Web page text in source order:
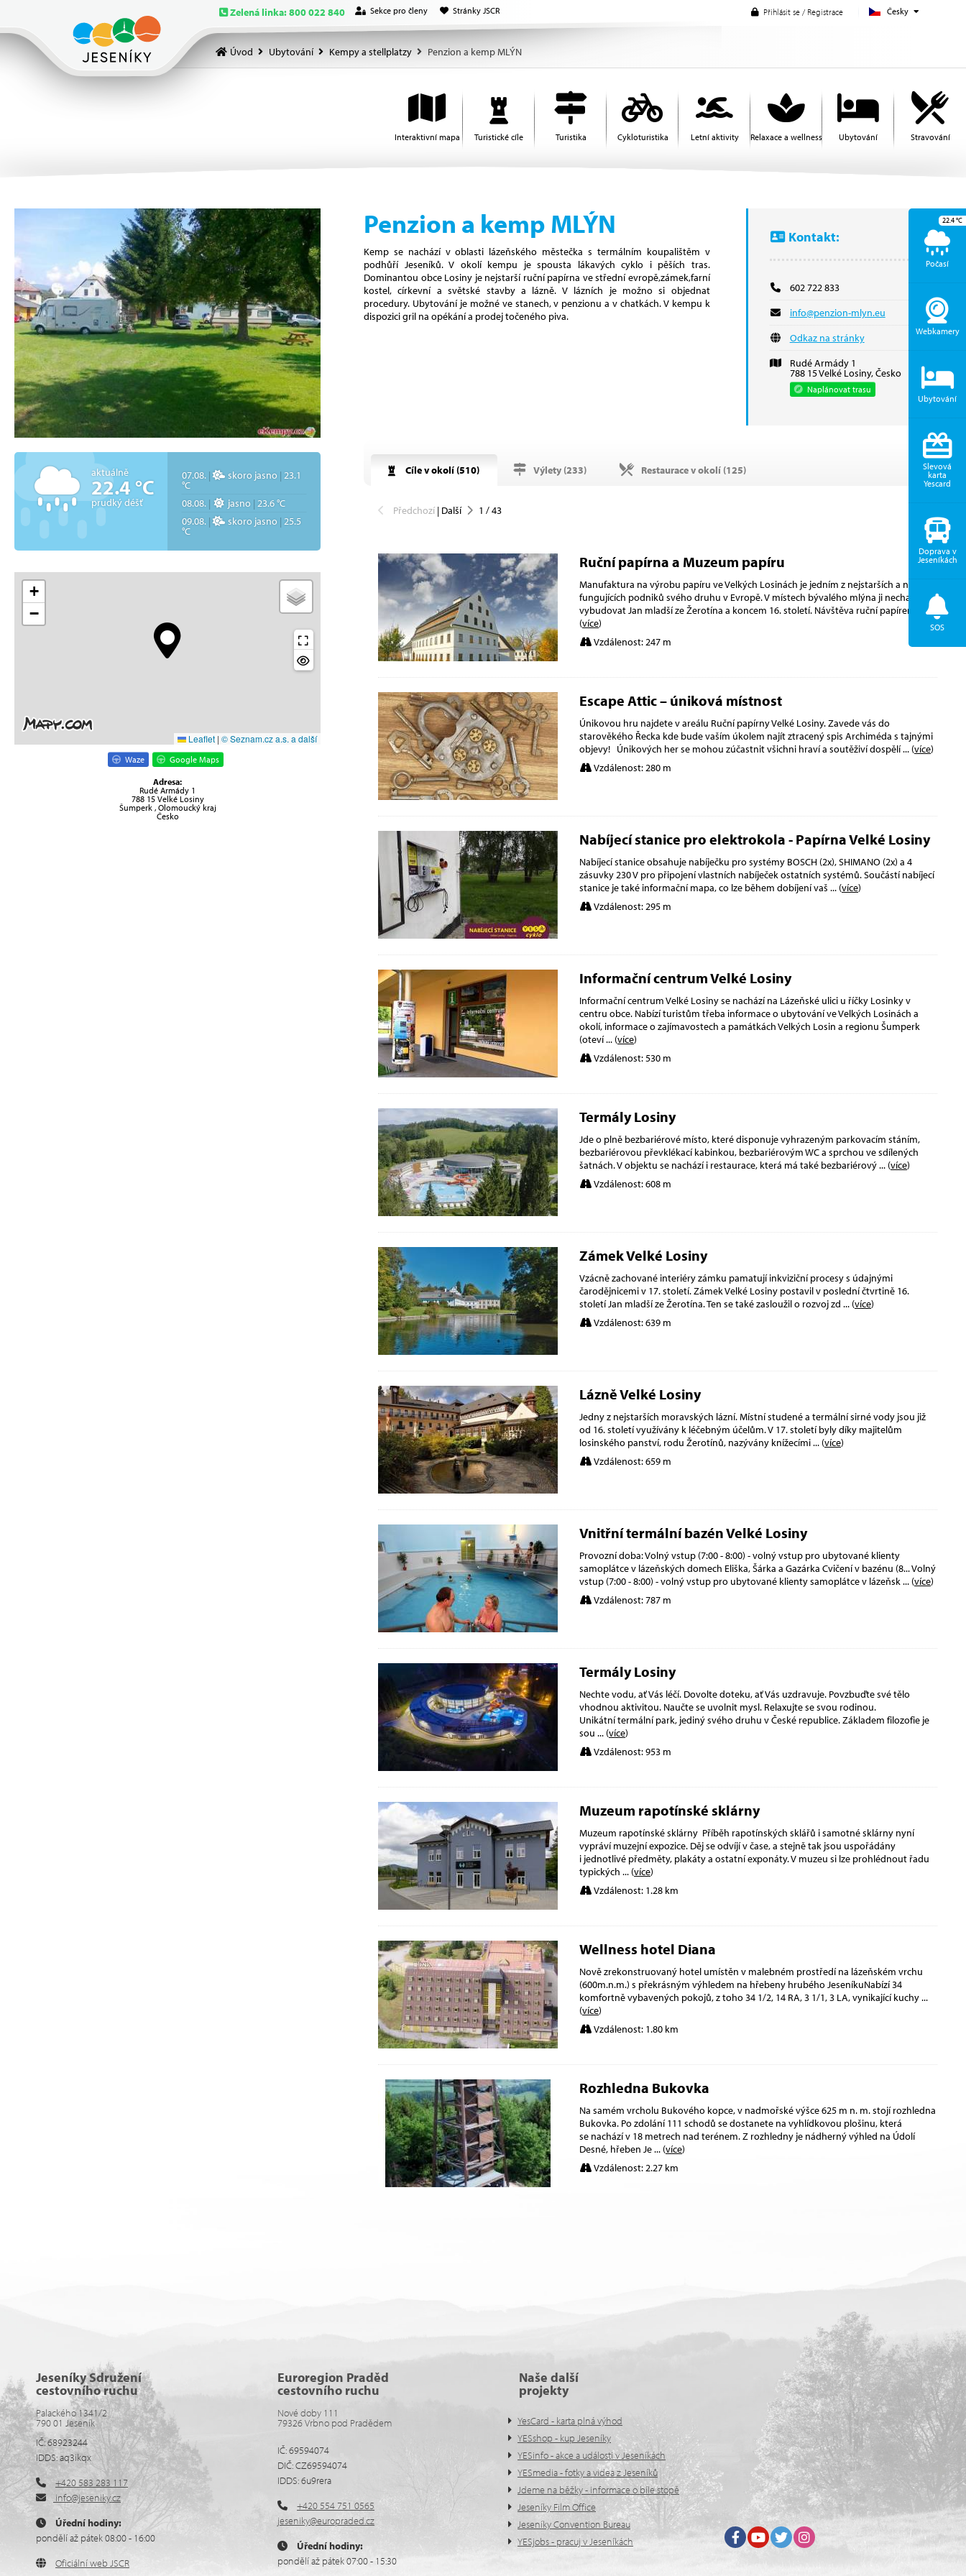
Česky
Přihlásit se / Registrace
Zelená linka: 800 022 840 Sekce pro členy Stránky JSCR
Úvod Ubytování Kempy a stellplatzy Penzion a kemp MLÝN
Interaktivní mapa Turistické cíle Turistika Cykloturistika Letní aktivity Relaxace a wellness Ubytování Stravování
aktuálně
22.4 °C
prudký déšť
07.08. | skoro jasno | 23.1
°C
08.08. | jasno | 23.6 °C
09.08. | skoro jasno | 25.5
°C
+
−
Leaflet | © Seznam.cz a.s. a další
Waze Google Maps
Adresa:
Rudé Armády 1
788 15 Velké Losiny
Šumperk , Olomoucký kraj
Česko
Kontakt:
602 722 833
info@penzion-mlyn.eu
Odkaz na stránky
Rudé Armády 1
788 15 Velké Losiny, Česko
Naplánovat trasu
Penzion a kemp MLÝN
Kemp se nachází v oblasti lázeňského městečka s termálním koupalištěm v
podhůří Jeseníků. V okolí kempu je spousta lákavých cyklo i pěších tras.
Dominantou obce Losiny je nejstarší ruční papírna ve střední evropě,zámek,farní
kostel, církevní a světské stavby a lázně. V lázních je možno si objednat
procedury. Ubytování je možné ve stanech, v penzionu a v chatkách. V kempu k
dispozici gril na opékání a prodej točeného piva.
Cíle v okolí (510) Výlety (233) Restaurace v okolí (125)
Předchozí | Další 1 /43
Ruční papírna a Muzeum papíru
Manufaktura na výrobu papíru ve Velkých Losinách je jedním z nejstarších a nejdéle
fungujících podniků svého druhu v Evropě. V místech bývalého mlýna ji nechal
vybudovat Jan mladší ze Žerotína a koncem 16. století. Návštěva ruční papíren
(více)
Vzdálenost: 247 m
Escape Attic – úniková místnost
Únikovou hru najdete v areálu Ruční papírny Velké Losiny. Zavede vás do
starověkého Řecka kde bude vaším úkolem najít ztracený spis Archiméda s tajnými
objevy! Únikových her se mohou zúčastnit všichni hraví a soutěživí dospělí... (více)
Vzdálenost: 280 m
Nabíjecí stanice pro elektrokola - Papírna Velké Losiny
Nabíjecí stanice obsahuje nabíječku pro systémy BOSCH (2x), SHIMANO (2x) a 4
zásuvky 230 V pro připojení vlastních nabíječek ostatních systémů. Součástí nabíjecí
stanice je také informační mapa, co lze během dobíjení vaš ... (více)
Vzdálenost: 295 m
Informační centrum Velké Losiny
Informační centrum Velké Losiny se nachází na Lázeňské ulici u říčky Losinky v
centru obce. Nabízí turistům třeba informace o ubytování ve Velkých Losinách a
okolí, informace o zajímavostech a památkách Velkých Losin a regionu Šumperk
(oteví... (více)
Vzdálenost: 530 m
Termály Losiny
Jde o plně bezbariérové místo, které disponuje vyhrazeným parkovacím stáním,
bezbariérovou převklékací kabinkou, bezbariérovým WC a sprchou ve sdílených
šatnách. V objektu se nachází i restaurace, která má také bezbariérový... (více)
Vzdálenost: 608 m
Zámek Velké Losiny
Vzácně zachované interiéry zámku pamatují inkviziční procesy s údajnými
čarodějnicemi v 17. století. Zámek Velké Losiny postavil v poslední čtvrtině 16.
století Jan mladší ze Žerotína. Ten se také zasloužil o rozvoj zd ... (více)
Vzdálenost: 639 m
Lázně Velké Losiny
Jedny z nejstarších moravských lázní. Místní studené a termální sirné vody jsou již
od 16. století využívány k léčebným účelům. V 17. století byly díky majitelům
losinského panství, rodu Žerotínů, nazývány knížecími... (více)
Vzdálenost: 659 m
Vnitřní termální bazén Velké Losiny
Provozní doba: Volný vstup (7:00 - 8:00) - volný vstup pro ubytované klienty
samoplátce v lázeňských domech Eliška, Šárka a Gazárka Cvičení v bazénu (8... Volný
vstup (7:00 - 8:00) - volný vstup pro ubytované klienty samoplátce v lázeňsk... (více)
Vzdálenost: 787 m
Termály Losiny
Nechte vodu, ať Vás léčí. Dovolte doteku, ať Vás uzdravuje. Povzbuďte své tělo
vhodnou aktivitou. Naučte se uvolnit mysl. Relaxujte se svou rodinou.
Unikátní termální park, jediný svého druhu v České republice. Základem filozofie je
sou ... (více)
Vzdálenost: 953 m
Muzeum rapotínské sklárny
Muzeum rapotínské sklárny Příběh rapotínských sklářů i samotné sklárny nyní
vypráví muzejní expozice. Děj se odvíjí v čase, a stejně tak jsou uspořádány
i jednotlivé předměty, plakáty a ostatní exponáty. V muzeu si lze prohlédnout řadu
typických ... (více)
Vzdálenost: 1.28 km
Wellness hotel Diana
Nově zrekonstruovaný hotel umístěn v malebném prostředí na lázeňském vrchu
(600m.n.m.) s překrásným výhledem na hřebeny hrubého JeseníkuNabízí 34
komfortně vybavených pokojů, z toho 34 1/2, 14 RA, 3 1/1, 3 LA, vynikající kuchy...
(více)
Vzdálenost: 1.80 km
Rozhledna Bukovka
Na samém vrcholu Bukového kopce, v nadmořské výšce 625 m n. m. stojí rozhledna
Bukovka. Po zdolání 111 schodů se dostanete na vyhlídkovou plošinu, která
se nachází v 18 metrech nad terénem. Z rozhledny je nádherný výhled na Údolí
Desné, hřeben Je... (více)
Vzdálenost: 2.27 km
Jeseníky Sdružení
cestovního ruchu
Palackého 1341/2
790 01 Jeseník
IČ: 68923244
IDDS: aq3ikqx
+420 583 283 117
info@jeseniky.cz
Úřední hodiny:
pondělí až pátek 08:00 - 16:00
Oficiální web JSCR
Euroregion Praděd
cestovního ruchu
Nové doby 111
79326 Vrbno pod Pradědem
IČ: 69594074
DIČ: CZ69594074
IDDS: 6u9rera
+420 554 751 0565
jeseniky@europraded.cz
Úřední hodiny:
pondělí až pátek 07:00 - 15:30
Naše další
projekty
YesCard - karta plná výhod
YESshop - kup Jeseníky
YESinfo - akce a události v Jeseníkách
YESmedia - fotky a videa z Jeseníků
Jdeme na běžky - informace o bíle stopě
Jeseníky Film Office
Jeseníky Convention Bureau
YESjobs - pracuj v Jeseníkách
FacebookYoutubeTwitter Instagram
Počasí
22.4°C
Webkamery
Ubytování
Slevová
karta
Yescard
Doprava v
Jeseníkách
SOS